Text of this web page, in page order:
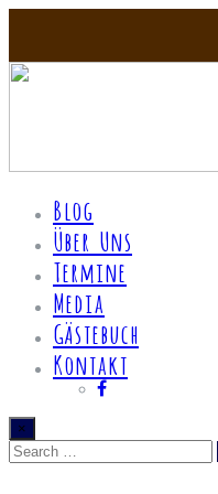
Blog
Über Uns
Termine
Media
Gästebuch
Kontakt
×